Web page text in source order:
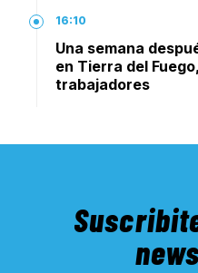
16:10
Una semana
en Tierra del
trabajadores